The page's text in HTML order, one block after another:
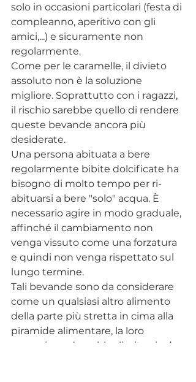
solo in occasioni particolari (festa di
compleanno, aperitivo con gli
amici,...) e sicuramente non
regolarmente.
Come per le caramelle, il divieto
assoluto non è la soluzione
migliore. Soprattutto con i ragazzi,
il rischio sarebbe quello di rendere
queste bevande ancora più
desiderate.
Una persona abituata a bere
regolarmente bibite dolcificate ha
bisogno di molto tempo per ri-
abituarsi a bere "solo" acqua. È
necessario agire in modo graduale,
affinché il cambiamento non
venga vissuto come una forzatura
e quindi non venga rispettato sul
lungo termine.
Tali bevande sono da considerare
come un qualsiasi altro alimento
della parte più stretta in cima alla
piramide alimentare, la loro
assunzione dovrebbe limitarsi ad